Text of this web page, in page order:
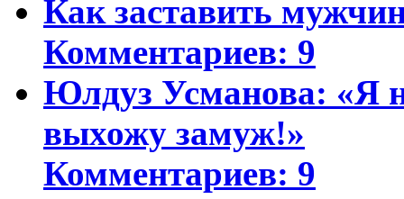
Как заставить
Комментариев: 9
Юлдуз Усманова: «Я
выхожу замуж!»
Комментариев: 9